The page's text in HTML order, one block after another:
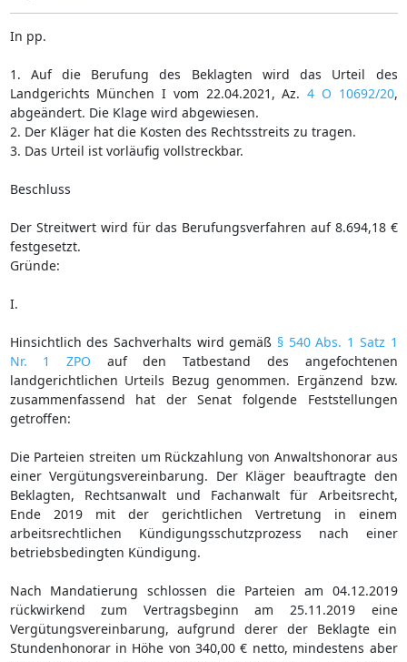
In pp.
1. Auf die Berufung des Beklagten wird das Urteil des
Landgerichts München I vom 22.04.2021, Az. 4 O 10692/20,
abgeändert. Die Klage wird abgewiesen.
2. Der Kläger hat die Kosten des Rechtsstreits zu tragen.
3. Das Urteil ist vorläufig vollstreckbar.
Beschluss
Der Streitwert wird für das Berufungsverfahren auf 8.694,18 €
festgesetzt.
Gründe:
I.
Hinsichtlich des Sachverhalts wird gemäß § 540 Abs. 1 Satz 1
Nr. 1 ZPO auf den Tatbestand des angefochtenen
landgerichtlichen Urteils Bezug genommen. Ergänzend bzw.
zusammenfassend hat der Senat folgende Feststellungen
getroffen:
Die Parteien streiten um Rückzahlung von Anwaltshonorar aus
einer Vergütungsvereinbarung. Der Kläger beauftragte den
Beklagten, Rechtsanwalt und Fachanwalt für Arbeitsrecht,
Ende 2019 mit der gerichtlichen Vertretung in einem
arbeitsrechtlichen Kündigungsschutzprozess nach einer
betriebsbedingten Kündigung.
Nach Mandatierung schlossen die Parteien am 04.12.2019
rückwirkend zum Vertragsbeginn am 25.11.2019 eine
Vergütungsvereinbarung, aufgrund derer der Beklagte ein
Stundenhonorar in Höhe von 340,00 € netto, mindestens aber